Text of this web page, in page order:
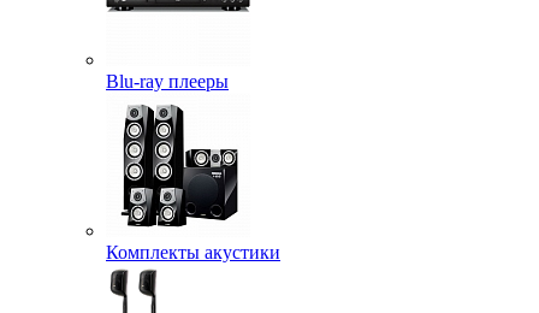
Blu-ray плееры
Комплекты акустики